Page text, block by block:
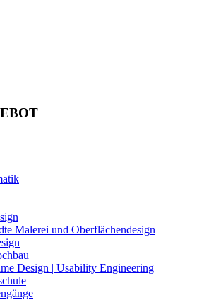
Malerei und Oberflächendesign
Design | Usability Engineering